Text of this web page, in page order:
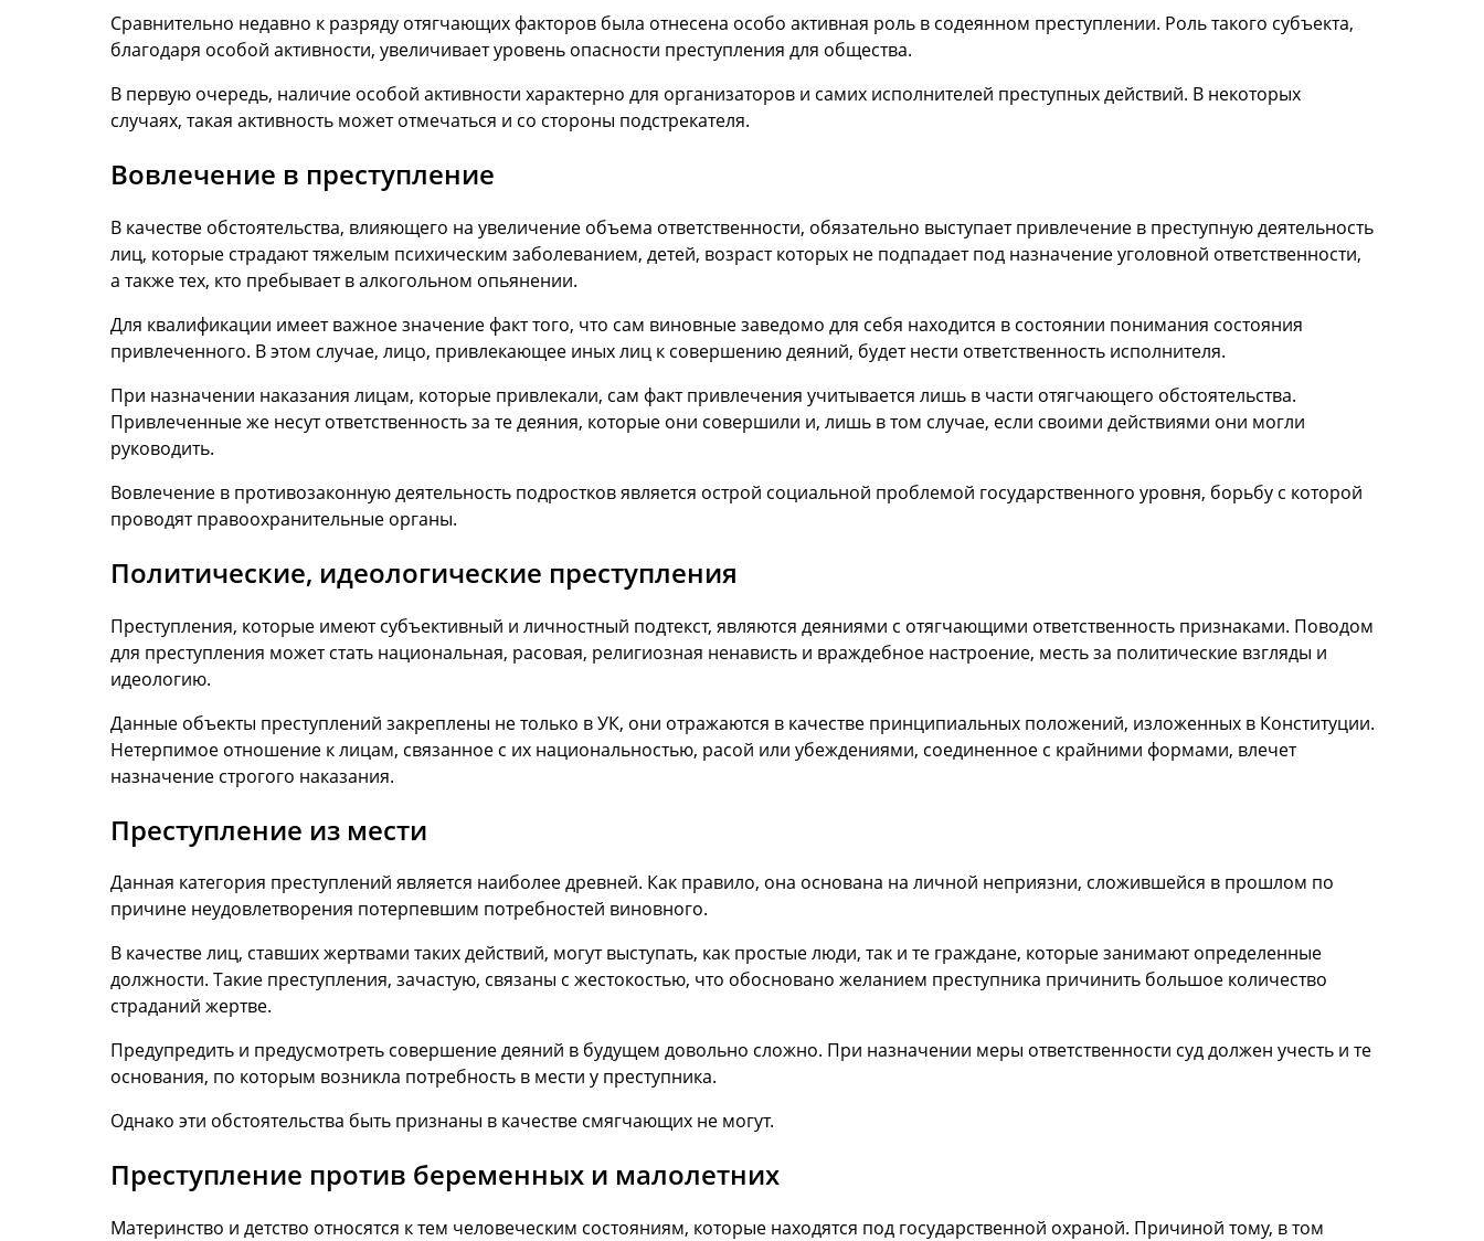
Сравнительно недавно к разряду отягчающих факторов была отнесена особо активная роль в содеянном преступлении. Роль такого субъекта,
благодаря особой активности, увеличивает уровень опасности преступления для общества.
В первую очередь, наличие особой активности характерно для организаторов и самих исполнителей преступных действий. В некоторых
случаях, такая активность может отмечаться и со стороны подстрекателя.
Вовлечение в преступление
В качестве обстоятельства, влияющего на увеличение объема ответственности, обязательно выступает привлечение в преступную деятельность
лиц, которые страдают тяжелым психическим заболеванием, детей, возраст которых не подпадает под назначение уголовной ответственности,
а также тех, кто пребывает в алкогольном опьянении.
Для квалификации имеет важное значение факт того, что сам виновные заведомо для себя находится в состоянии понимания состояния
привлеченного. В этом случае, лицо, привлекающее иных лиц к совершению деяний, будет нести ответственность исполнителя.
При назначении наказания лицам, которые привлекали, сам факт привлечения учитывается лишь в части отягчающего обстоятельства.
Привлеченные же несут ответственность за те деяния, которые они совершили и, лишь в том случае, если своими действиями они могли
руководить.
Вовлечение в противозаконную деятельность подростков является острой социальной проблемой государственного уровня, борьбу с которой
проводят правоохранительные органы.
Политические, идеологические преступления
Преступления, которые имеют субъективный и личностный подтекст, являются деяниями с отягчающими ответственность признаками. Поводом
для преступления может стать национальная, расовая, религиозная ненависть и враждебное настроение, месть за политические взгляды и
идеологию.
Данные объекты преступлений закреплены не только в УК, они отражаются в качестве принципиальных положений, изложенных в Конституции.
Нетерпимое отношение к лицам, связанное с их национальностью, расой или убеждениями, соединенное с крайними формами, влечет
назначение строгого наказания.
Преступление из мести
Данная категория преступлений является наиболее древней. Как правило, она основана на личной неприязни, сложившейся в прошлом по
причине неудовлетворения потерпевшим потребностей виновного.
В качестве лиц, ставших жертвами таких действий, могут выступать, как простые люди, так и те граждане, которые занимают определенные
должности. Такие преступления, зачастую, связаны с жестокостью, что обосновано желанием преступника причинить большое количество
страданий жертве.
Предупредить и предусмотреть совершение деяний в будущем довольно сложно. При назначении меры ответственности суд должен учесть и те
основания, по которым возникла потребность в мести у преступника.
Однако эти обстоятельства быть признаны в качестве смягчающих не могут.
Преступление против беременных и малолетних
Материнство и детство относятся к тем человеческим состояниям, которые находятся под государственной охраной. Причиной тому, в том